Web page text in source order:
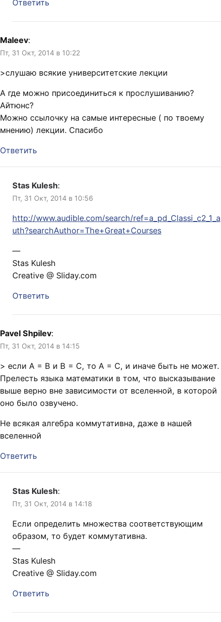
Ответить
Maleev:
Пт, 31 Окт, 2014 в 10:22
>слушаю всякие университетские лекции
А где можно присоединиться к прослушиванию?
Айтюнс?
Можно ссылочку на самые интересные ( по твоему
мнению) лекции. Спасибо
Ответить
Stas Kulesh:
Пт, 31 Окт, 2014 в 10:56
http://www.audible.com/search/ref=a_pd_Classi_c2_1_a
uth?searchAuthor=The+Great+Courses
—
Stas Kulesh
Creative @ Sliday.com
Ответить
Pavel Shpilev:
Пт, 31 Окт, 2014 в 14:15
> если A = B и B = C, то A = C, и иначе быть не может.
Прелесть языка математики в том, что высказывание
выше верно вне зависимости от вселенной, в которой
оно было озвучено.
Не всякая алгебра коммутативна, даже в нашей
вселенной
Ответить
Stas Kulesh:
Пт, 31 Окт, 2014 в 14:18
Если определить множества соответствующим
образом, то будет коммутативна.
—
Stas Kulesh
Creative @ Sliday.com
Ответить